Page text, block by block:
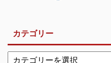
カテゴリー